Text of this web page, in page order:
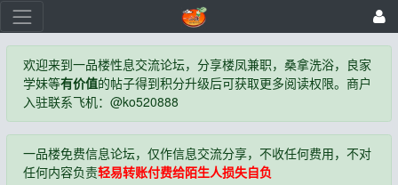
欢迎来到一品楼性息交流论坛，分享楼凤兼职，桑拿洗浴，良家
学妹等有价值的帖子得到积分升级后可获取更多阅读权限。商户
入驻联系飞机：@ko520888
一品楼免费信息论坛，仅作信息交流分享，不收任何费用，不对
任何内容负责轻易转账付费给陌生人损失自负